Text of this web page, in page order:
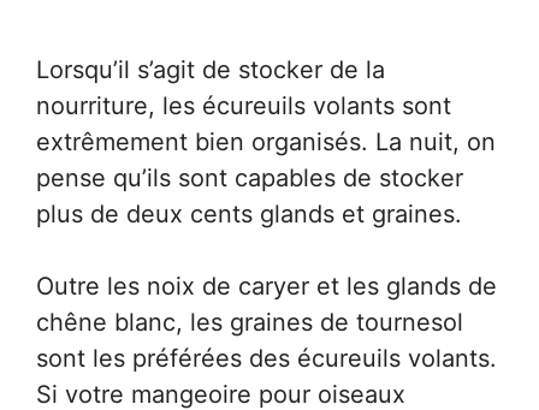
Lorsqu’il s’agit de stocker de la
nourriture, les écureuils volants sont
extrêmement bien organisés. La nuit, on
pense qu’ils sont capables de stocker
plus de deux cents glands et graines.
Outre les noix de caryer et les glands de
chêne blanc, les graines de tournesol
sont les préférées des écureuils volants.
Si votre mangeoire pour oiseaux